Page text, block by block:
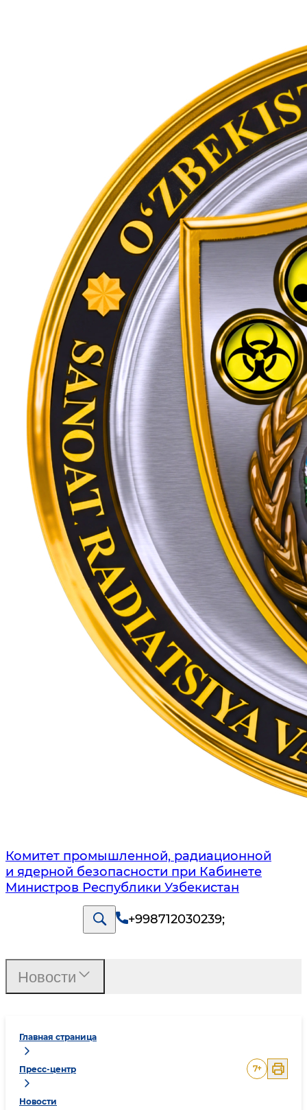
Комитет промышленной, радиационной
и ядерной безопасности при Кабинете
Министров Республики Узбекистан
+998712030239;
Главная страница
Пресс-центр
Новости
7+
Новости